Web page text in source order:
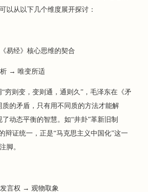
以从以下几个维度展开探讨：
易经》核心思维的契合
析 → 唯变所适
“穷则变，变则通，通则久”，毛泽东在《矛
质的矛盾，只有用不同质的方法才能解
动态平衡的智慧。如“井卦”革新旧制
辩证统一，正是“马克思主义中国化”这一
脚。
言权 → 观物取象